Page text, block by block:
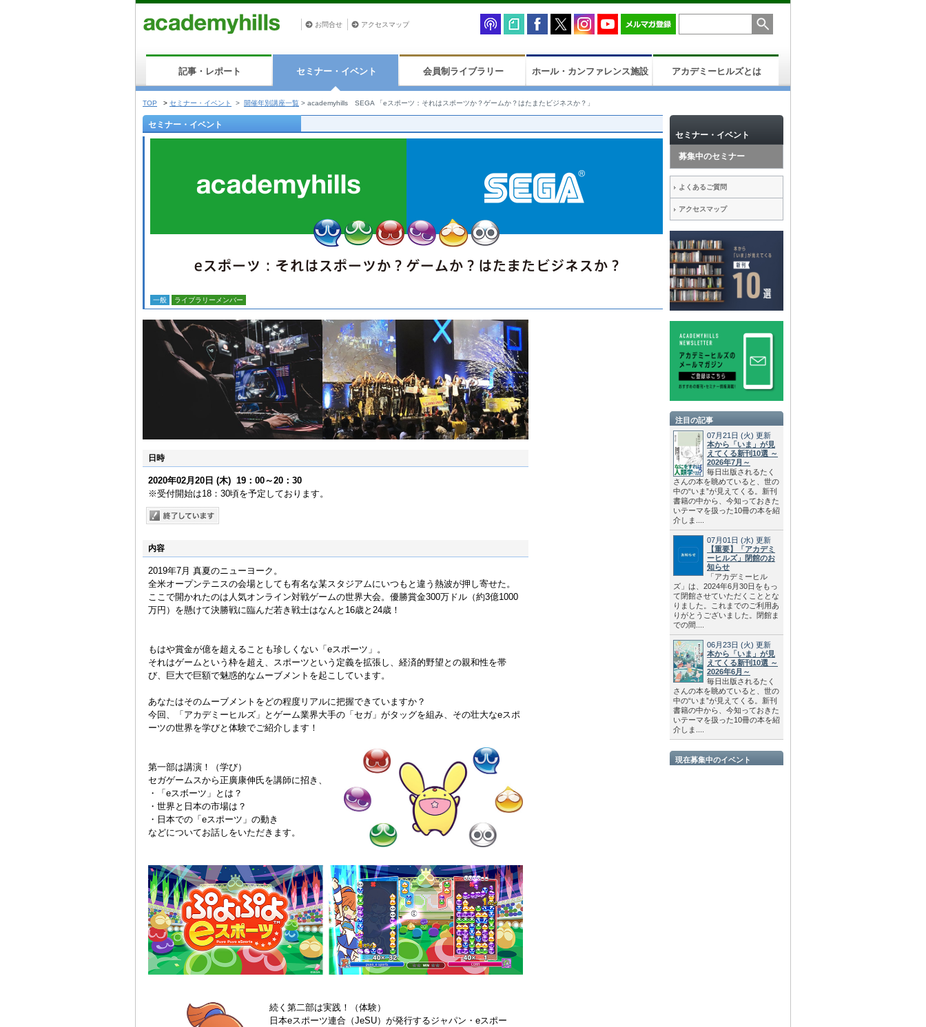
お問合せ アクセスマップ
記事・レポート セミナー・イベント 会員制ライブラリー ホール・カンファレンス施設 アカデミーヒルズとは
TOP > セミナー・イベント > 開催年別講座一覧 > academyhills SEGA 「eスポーツ：それはスポーツか？ゲームか？はたまたビジネスか？」
セミナー・イベント
一般 ライブラリーメンバー
日時
2020年02月20日 (木) 19：00～20：30
※受付開始は18：30頃を予定しております。
内容
2019年7月 真夏のニューヨーク。
全米オープンテニスの会場としても有名な某スタジアムにいつもと違う熱波が押し寄せた。
ここで開かれたのは人気オンライン対戦ゲームの世界大会。優勝賞金300万ドル（約3億1000
万円）を懸けて決勝戦に臨んだ若き戦士はなんと16歳と24歳！
もはや賞金が億を超えることも珍しくない「eスポーツ」。
それはゲームという枠を超え、スポーツという定義を拡張し、経済的野望との親和性を帯
び、巨大で巨額で魅惑的なムーブメントを起こしています。
あなたはそのムーブメントをどの程度リアルに把握できていますか？
今回、「アカデミーヒルズ」とゲーム業界大手の「セガ」がタッグを組み、その壮大なeスポ
ーツの世界を学びと体験でご紹介します！
第一部は講演！（学び）
セガゲームスから正廣康伸氏を講師に招き、
・「eスボーツ」とは？
・世界と日本の市場は？
・日本での「eスポーツ」の動き
などについてお話しをいただきます。
続く第二部は実践！（体験）
日本eスポーツ連合（JeSU）が発行するジャパン・eスポー
セミナー・イベント
募集中のセミナー
よくあるご質問
アクセスマップ
注目の記事
07月21日 (火) 更新
本から「いま」が見
えてくる新刊10選 ～
2026年7月～
毎日出版されるたく
さんの本を眺めていると、世の
中の“いま”が見えてくる。新刊
書籍の中から、今知っておきた
いテーマを扱った10冊の本を紹
介しま....
07月01日 (水) 更新
【重要】「アカデミ
ーヒルズ」閉館のお
知らせ
「アカデミーヒル
ズ」は、2024年6月30日をもっ
て閉館させていただくこととな
りました。これまでのご利用あ
りがとうございました。閉館ま
での間....
06月23日 (火) 更新
本から「いま」が見
えてくる新刊10選 ～
2026年6月～
毎日出版されるたく
さんの本を眺めていると、世の
中の“いま”が見えてくる。新刊
書籍の中から、今知っておきた
いテーマを扱った10冊の本を紹
介しま....
現在募集中のイベント